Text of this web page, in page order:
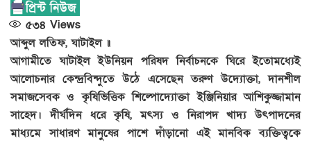
৫৩৪ Views
আব্দুল লতিফ, ঘাটাইল ॥
আগামীতে ঘাটাইল ইউনিয়ন পরিষদ নির্বাচনকে ঘিরে ইতোমধ্যেই
আলোচনার কেন্দ্রবিন্দুতে উঠে এসেছেন তরুণ উদ্যোক্তা, দানশীল
সমাজসেবক ও কৃষিভিত্তিক শিল্পোদ্যোক্তা ইঞ্জিনিয়ার আশিকুজ্জামান
সাহেদ। দীর্ঘদিন ধরে কৃষি, মৎস্য ও নিরাপদ খাদ্য উৎপাদনের
মাধ্যমে সাধারণ মানুষের পাশে দাঁড়ানো এই মানবিক ব্যক্তিত্বকে